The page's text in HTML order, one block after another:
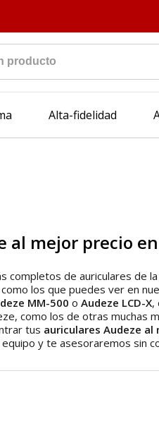
Alta-fidelidad
al mejor precio
completos de auriculares de
los que puedes ver en
MM-500 o Audeze LCD-X,
como los de otras muchas
tus auriculares Audeze al
y te asesoraremos sin